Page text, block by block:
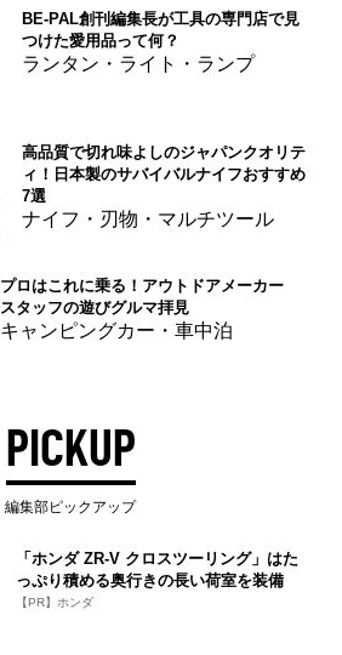
BE-PAL創刊編集長が工具の専門店で見
つけた愛用品って何？
ランタン・ライト・ランプ
高品質で切れ味よしのジャパンクオリテ
ィ！日本製のサバイバルナイフおすすめ
7選
ナイフ・刃物・マルチツール
プロはこれに乗る！アウトドアメーカー
スタッフの遊びグルマ拝見
キャンピングカー・車中泊
PICKUP
編集部ピックアップ
「ホンダ ZR-V クロスツーリング」はた
っぷり積める奥行きの長い荷室を装備
【PR】ホンダ